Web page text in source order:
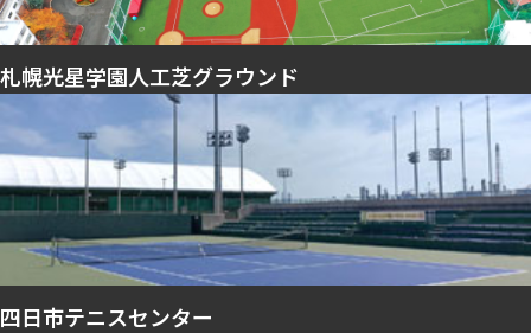
札幌光星学園人工芝グラウンド
四日市テニスセンター